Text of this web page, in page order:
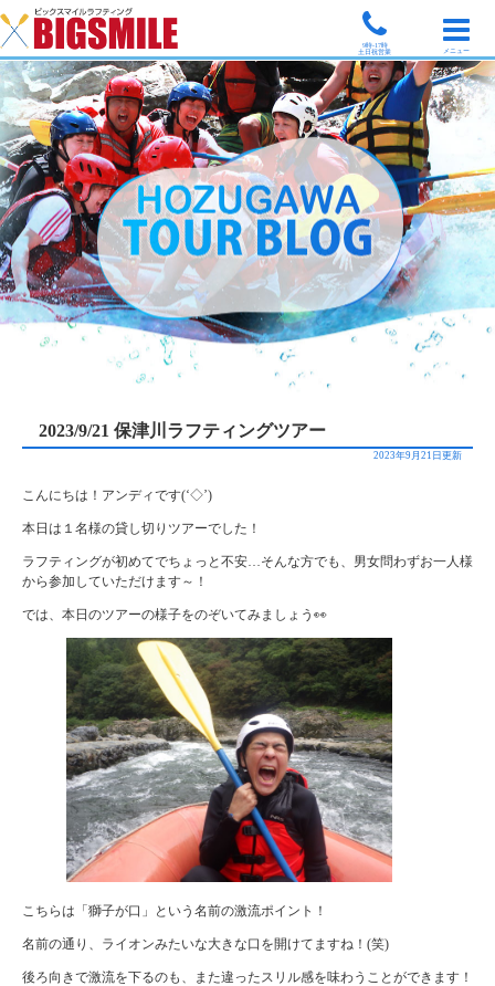
9時-17時
土日祝営業
メニュー
2023/9/21 保津川ラフティングツアー
2023年9月21日更新
こんにちは！アンディです(‘◇’)ゞ
本日は１名様の貸し切りツアーでした！
ラフティングが初めてでちょっと不安…そんな方でも、男女問わずお一人様
から参加していただけます～！
では、本日のツアーの様子をのぞいてみましょう👀
こちらは「獅子が口」という名前の激流ポイント！
名前の通り、ライオンみたいな大きな口を開けてますね！(笑)
後ろ向きで激流を下るのも、また違ったスリル感を味わうことができます！